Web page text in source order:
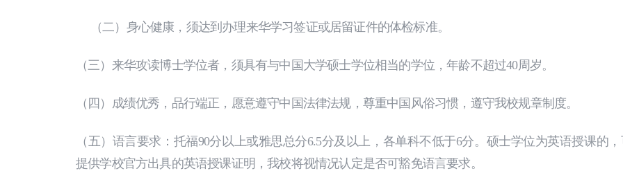
（二）身心健康，须达到办理来华学习签证或居留证件的体检标准。
（三）来华攻读博士学位者，须具有与中国大学硕士学位相当的学位，年龄不超过40周岁。
（四）成绩优秀，品行端正，愿意遵守中国法律法规，尊重中国风俗习惯，遵守我校规章制度。
（五）语言要求：托福90分以上或雅思总分6.5分及以上，各单科不低于6分。硕士学位为英语授课的
提供学校官方出具的英语授课证明，我校将视情况认定是否可豁免语言要求。